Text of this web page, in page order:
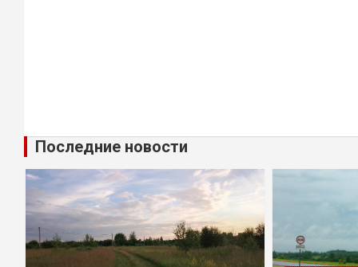
Последние новости